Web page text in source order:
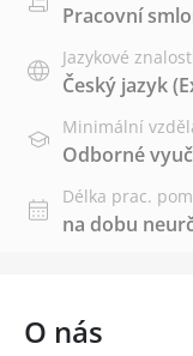
Pracovní
Jazykové
Český jazyk
Minimální
Odborné
Délka prac.
na dobu
O nás